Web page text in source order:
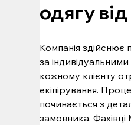
одягу
Компанія здійснює
за
кожному клієнту
екіпірування.
починається з
замовника.